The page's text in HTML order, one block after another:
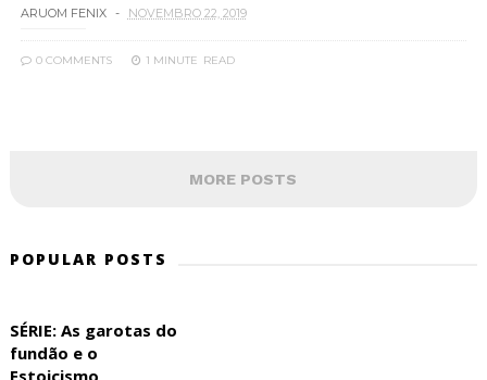
ARUOM FENIX NOVEMBRO 22, 2019
0 COMMENTS 1 MINUTE READ
MORE POSTS
POPULAR POSTS
SÉRIE: As garotas do
fundão e o
Estoicismo